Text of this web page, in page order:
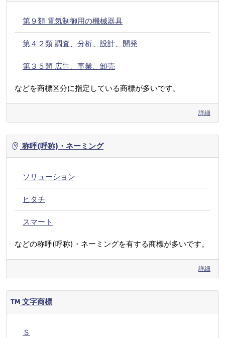
第９類 電気制御用の機械器具
第４２類 調査、分析、設計、開発
第３５類 広告、事業、卸売
などを商標区分に指定している商標が多いです。
詳細
称呼(呼称)・ネーミング
ソリューション
ヒタチ
スマート
などの称呼(呼称)・ネーミングを有する商標が多いです。
詳細
文字商標
Ｓ